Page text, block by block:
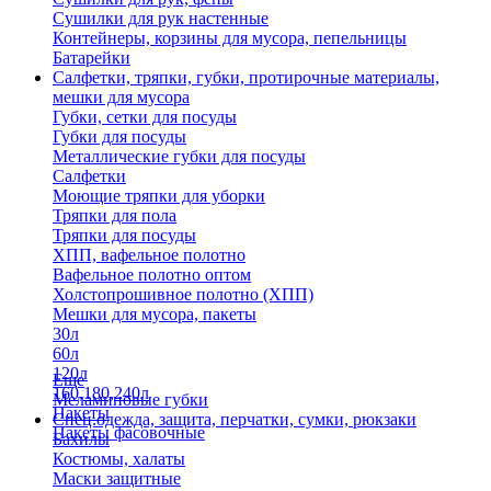
Сушилки для рук настенные
Контейнеры, корзины для мусора, пепельницы
Батарейки
Салфетки, тряпки, губки, протирочные материалы,
мешки для мусора
Губки, сетки для посуды
Губки для посуды
Металлические губки для посуды
Салфетки
Моющие тряпки для уборки
Тряпки для пола
Тряпки для посуды
ХПП, вафельное полотно
Вафельное полотно оптом
Холстопрошивное полотно (ХПП)
Мешки для мусора, пакеты
30л
60л
120л
160,180,240л
Пакеты
Пакеты фасовочные
Еще
Меламиновые губки
Спец.одежда, защита, перчатки, сумки, рюкзаки
Бахилы
Костюмы, халаты
Маски защитные